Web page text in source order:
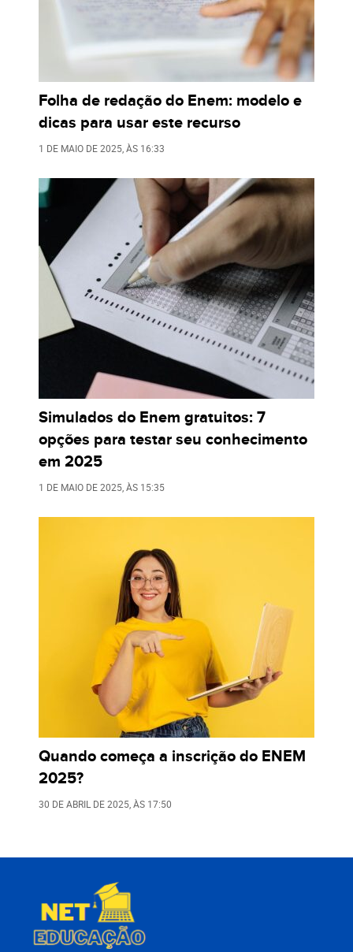
Folha de redação do Enem: modelo e
dicas para usar este recurso
1 DE MAIO DE 2025 , ÀS 16:33
Simulados do Enem gratuitos: 7
opções para testar seu conhecimento
em 2025
1 DE MAIO DE 2025 , ÀS 15:35
Quando começa a inscrição do ENEM
2025?
30 DE ABRIL DE 2025 , ÀS 17:50